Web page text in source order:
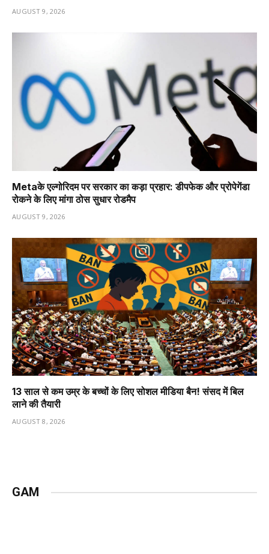
AUGUST 9, 2026
Metaके एल्गोरिदम पर सरकार का कड़ा प्रहार: डीपफेक और प्रोपेगेंडा
रोकने के लिए मांगा ठोस सुधार रोडमैप
AUGUST 9, 2026
13 साल से कम उम्र के बच्चों के लिए सोशल मीडिया बैन! संसद में बिल
लाने की तैयारी
AUGUST 8, 2026
GAM